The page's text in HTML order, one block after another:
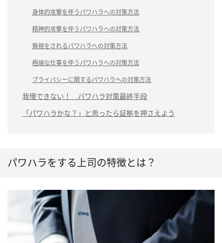
身体的攻撃を伴うパワハラへの対策方法
精神的攻撃を伴うパワハラへの対策方法
無視をされるパワハラへの対策方法
極端な仕事を伴うパワハラへの対策方法
プライバシーに関するパワハラへの対策方法
我慢できない！ パワハラ対策最終手段
「パワハラかな？」と思ったら証拠を押さえよう
パワハラをする上司の特徴とは？